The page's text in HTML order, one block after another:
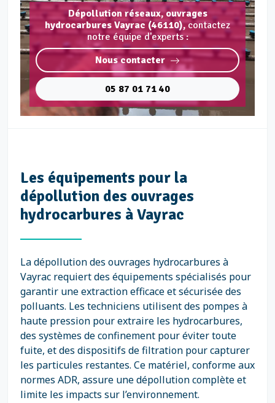
Dépollution réseaux, ouvrages
hydrocarbures Vayrac (46110),contactez
notre équipe d'experts :
Nous contacter
05 87 01 71 40
Les équipements pour la
dépollution des ouvrages
hydrocarbures à Vayrac
La dépollution des ouvrages hydrocarbures à
Vayrac requiert des équipements spécialisés pour
garantir une extraction efficace et sécurisée des
polluants. Les techniciens utilisent des pompes à
haute pression pour extraire les hydrocarbures,
des systèmes de confinement pour éviter toute
fuite, et des dispositifs de filtration pour capturer
les particules restantes. Ce matériel, conforme aux
normes ADR, assure une dépollution complète et
limite les impacts sur l’environnement.